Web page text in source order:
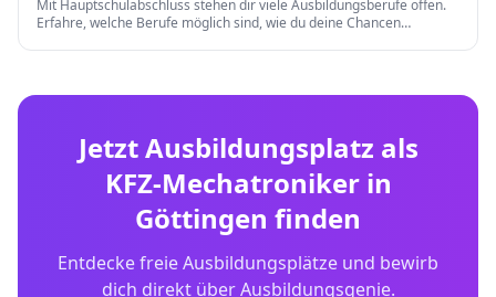
Mit Hauptschulabschluss stehen dir viele Ausbildungsberufe offen.
Erfahre, welche Berufe möglich sind, wie du deine Chancen
Jetzt Ausbildungsplatz als
KFZ-Mechatronikerin
Göttingen finden
Entdecke freie Ausbildungsplätze und bewirb
dich direkt über Ausbildungsgenie.